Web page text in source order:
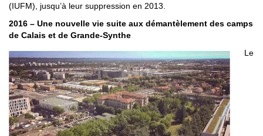
(IUFM), jusqu’à leur suppression en 2013.
2016 – Une nouvelle vie suite aux démantèlement des camps
de Calais et de Grande-Synthe
Le